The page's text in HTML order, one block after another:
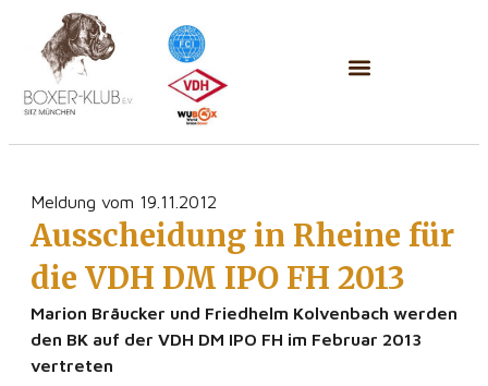
Meldung vom 19.11.2012
Ausscheidung in Rheine für
die VDH DM IPO FH 2013
Marion Bräucker und Friedhelm Kolvenbach werden
den BK auf der VDH DM IPO FH im Februar 2013
vertreten